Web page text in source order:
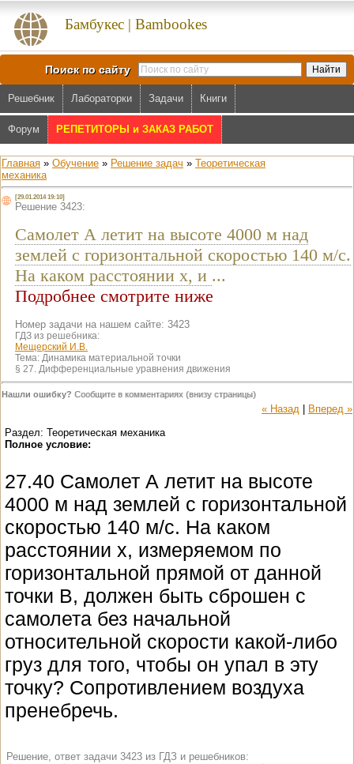
Бамбукес | Bambookes
Поиск по сайту
Решебник Лабораторки Задачи Книги
Форум РЕПЕТИТОРЫ и ЗАКАЗ РАБОТ
Главная » Обучение » Решение задач » Теоретическая
механика
[29.01.2014 19:10]
Решение 3423:
Самолет А летит на высоте 4000 м над
землей с горизонтальной скоростью 140 м/с.
На каком расстоянии x, и ...
Подробнее смотрите ниже
Номер задачи на нашем сайте: 3423
ГДЗ из решебника:
Мещерский И.В.
Тема: Динамика материальной точки
§ 27. Дифференциальные уравнения движения
Нашли ошибку? Сообщите в комментариях (внизу страницы)
« Назад
Вперед »
Раздел: Теоретическая механика
Полное условие:
27.40 Самолет А летит на высоте
4000 м над землей с горизонтальной
скоростью 140 м/с. На каком
расстоянии x, измеряемом по
горизонтальной прямой от данной
точки B, должен быть сброшен с
самолета без начальной
относительной скорости какой-либо
груз для того, чтобы он упал в эту
точку? Сопротивлением воздуха
пренебречь.
Решение, ответ задачи 3423 из ГДЗ и решебников: